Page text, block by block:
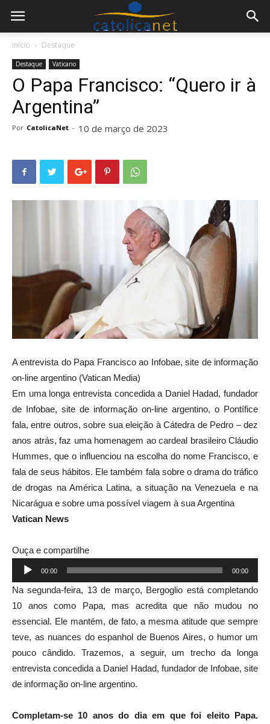
Início Destaque
Destaque Vaticano
O Papa Francisco: “Quero ir à
Argentina”
Por CatolicaNet - 10 de março de 2023
A entrevista do Papa Francisco ao Infobae, site de informação
on-line argentino (Vatican Media)
Em uma longa entrevista concedida a Daniel Hadad, fundador
de Infobae, site de informação on-line argentino, o Pontífice
fala, entre outros, sobre sua eleição à Cátedra de Pedro – dez
anos atrás, faz uma homenagem ao cardeal brasileiro Cláudio
Hummes, que o influenciou na escolha do nome Francisco, e
fala de seus hábitos. Ele também fala sobre o drama do tráfico
de drogas na América Latina, a situação na Venezuela e na
Nicarágua e sobre uma possível viagem à sua Argentina
Vatican News
Ouça e compartilhe
Tocador
de
áudio
00:00 00:00
Na segunda-feira, 13 de março, Bergoglio está completando
10 anos como Papa, mas acredita que não mudou no
essencial. Ele mantém, de fato, a mesma atitude que sempre
teve, as nuances do espanhol de Buenos Aires, o humor um
pouco cândido. Trazemos, a seguir, um trecho da longa
entrevista concedida a Daniel Hadad, fundador de Infobae, site
de informação on-line argentino.
Completam-se 10 anos do dia em que foi eleito Papa.